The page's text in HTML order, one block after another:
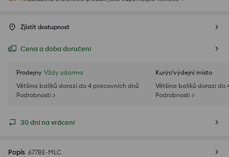
Zjistit dostupnost
Cena a doba doručení
Prodejny Vždy zdarma
Většina balíků dorazí do 4 pracovních dnů
Podrobnosti >
Kurýr/výdejní místo
Většina balíků dorazí do
Podrobnosti >
30 dní na vrácení
Popis 677BE-MLC